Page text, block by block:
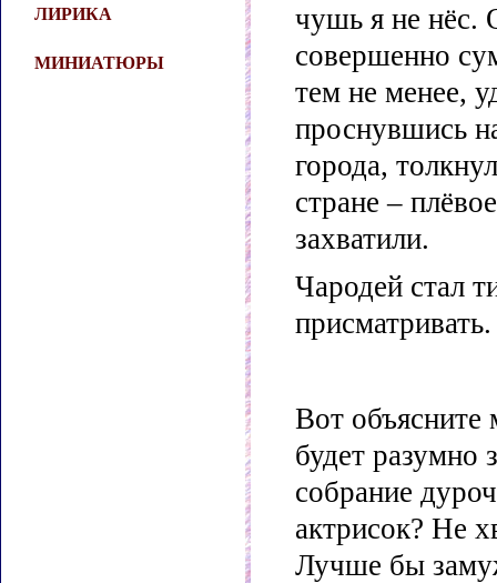
ЛИРИКА
МИНИАТЮРЫ
чушь я не нёс.
совершенно
тем не менее,
проснувшись
города,
стране –
захватили.
Чародей стал
присматривать.
Вот объясните
будет разумно
собрание
актрисок? Не
Лучше бы